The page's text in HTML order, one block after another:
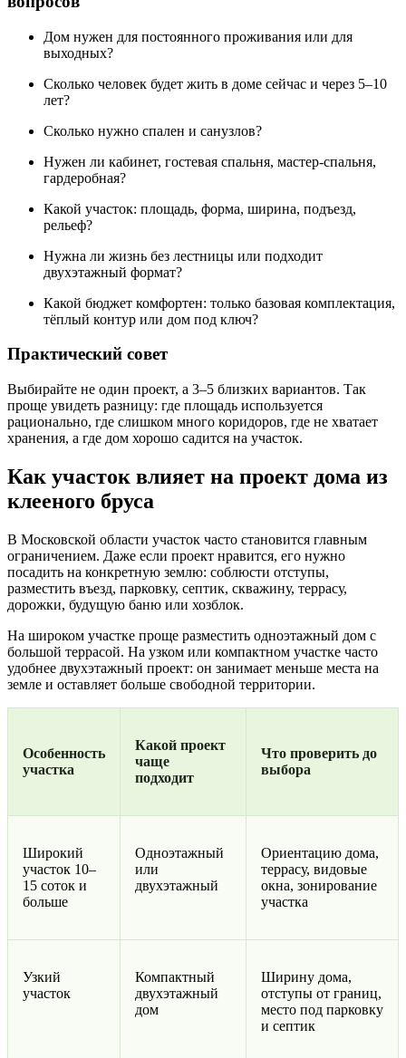
Дом нужен для постоянного проживания или для
выходных?
Сколько человек будет жить в доме сейчас и через 5–10
лет?
Сколько нужно спален и санузлов?
Нужен ли кабинет, гостевая спальня, мастер-спальня,
гардеробная?
Какой участок: площадь, форма, ширина, подъезд,
рельеф?
Нужна ли жизнь без лестницы или подходит
двухэтажный формат?
Какой бюджет комфортен: только базовая комплектация,
тёплый контур или дом под ключ?
Практический совет
Выбирайте не один проект, а 3–5 близких вариантов. Так
проще увидеть разницу: где площадь используется
рационально, где слишком много коридоров, где не хватает
хранения, а где дом хорошо садится на участок.
Как участок влияет на проект дома из
клееного бруса
В Московской области участок часто становится главным
ограничением. Даже если проект нравится, его нужно
посадить на конкретную землю: соблюсти отступы,
разместить въезд, парковку, септик, скважину, террасу,
дорожки, будущую баню или хозблок.
На широком участке проще разместить одноэтажный дом с
большой террасой. На узком или компактном участке часто
удобнее двухэтажный проект: он занимает меньше места на
земле и оставляет больше свободной территории.
Особенность
участка
Какой проект
чаще
подходит
Что проверить до
выбора
Широкий
участок 10–
15 соток и
больше
Одноэтажный
или
двухэтажный
Ориентацию дома,
террасу, видовые
окна, зонирование
участка
Узкий
участок
Компактный
двухэтажный
дом
Ширину дома,
отступы от границ,
место под парковку
и септик